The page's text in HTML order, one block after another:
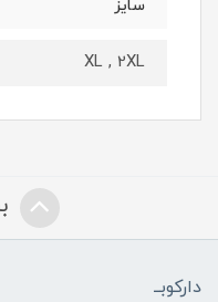
سایز
XL , 2XL
دارکوبــ